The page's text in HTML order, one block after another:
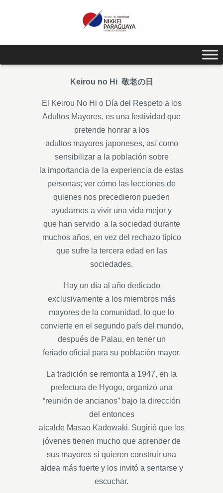
Keirou no Hi 敬老の日
El Keirou No Hi o Día del Respeto a los
Adultos Mayores, es una festividad que
pretende honrar a los
adultos mayores japoneses, así como
sensibilizar a la población sobre
la importancia de la experiencia de estas
personas; ver cómo las lecciones de
quienes nos precedieron pueden
ayudarnos a vivir una vida mejor y
que han servido a la sociedad durante
muchos años, en vez del rechazo típico
que sufre la tercera edad en las
sociedades.
Hay un día al año dedicado
exclusivamente a los miembros más
mayores de la comunidad, lo que lo
convierte en el segundo país del mundo,
después de Palau, en tener un
feriado oficial para su población mayor.
La tradición se remonta a 1947, en la
prefectura de Hyogo, organizó una
“reunión de ancianos” bajo la dirección
del entonces
alcalde Masao Kadowaki. Sugirió que los
jóvenes tienen mucho que aprender de
sus mayores si quieren construir una
aldea más fuerte y los invitó a sentarse y
escuchar.